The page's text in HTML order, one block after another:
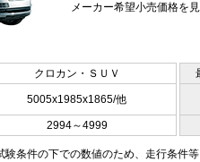
メーカー希望小売価格を
クロカン・ＳＵＶ
5005x1985x1865/他
2994～4999
条件の下での数値のため、走行条件